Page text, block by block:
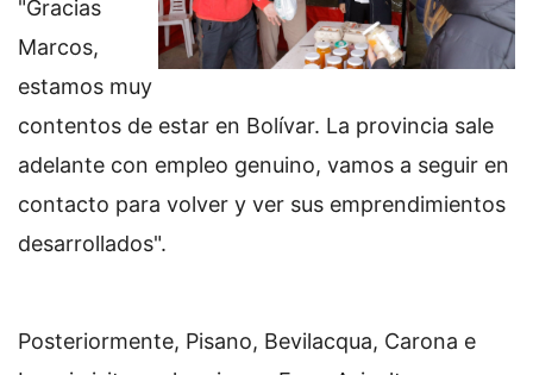
"Gracias
Marcos,
estamos muy
contentos de estar en Bolívar. La provincia sale
adelante con empleo genuino, vamos a seguir en
contacto para volver y ver sus emprendimientos
desarrollados".
Posteriormente, Pisano, Bevilacqua, Carona e